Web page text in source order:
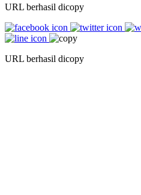
URL berhasil dicopy
URL berhasil dicopy